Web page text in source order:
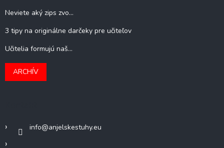
Neviete aký zips zvo...
3 tipy na originálne darčeky pre učiteľov
Učitelia formujú naš...
ARCHÍV
info@anjelskestuhy.eu